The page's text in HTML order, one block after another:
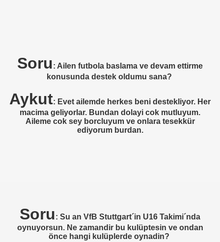
Soru: Ailen futbola baslama ve devam ettirme
konusunda destek oldumu sana?
Aykut: Evet ailemde herkes beni destekliyor. Her
macima geliyorlar. Bundan dolayi cok mutluyum.
Aileme cok sey borcluyum ve onlara tesekkür
ediyorum burdan.
Soru: Su an VfB Stuttgart´in U16 Takimi´nda
oynuyorsun. Ne zamandir bu kulüptesin ve ondan
önce hangi kulüplerde oynadin?
HAM UNITED)